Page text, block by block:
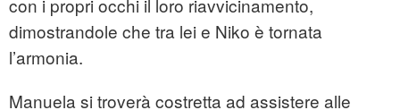
con i propri occhi il loro riavvicinamento,
dimostrandole che tra lei e Niko è tornata
l’armonia.
Manuela si troverà costretta ad assistere alle